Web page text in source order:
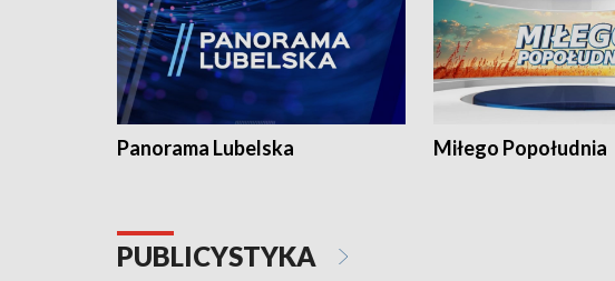
Panorama Lubelska Miłego Popołudnia
PUBLICYSTYKA